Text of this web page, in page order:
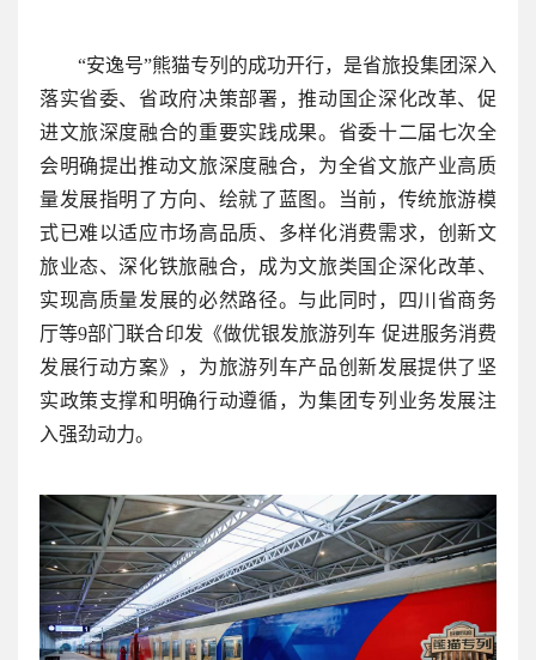
“安逸号”熊猫专列的成功开行，是省旅投集团深入
落实省委、省政府决策部署，推动国企深化改革、促
进文旅深度融合的重要实践成果。省委十二届七次全
会明确提出推动文旅深度融合，为全省文旅产业高质
量发展指明了方向、绘就了蓝图。当前，传统旅游模
式已难以适应市场高品质、多样化消费需求，创新文
旅业态、深化铁旅融合，成为文旅类国企深化改革、
实现高质量发展的必然路径。与此同时，四川省商务
厅等9部门联合印发《做优银发旅游列车 促进服务消费
发展行动方案》，为旅游列车产品创新发展提供了坚
实政策支撑和明确行动遵循，为集团专列业务发展注
入强劲动力。